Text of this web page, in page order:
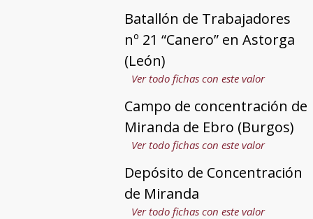
Batallón de Trabajadores
nº 21 “Canero” en Astorga
(León)
Ver todo fichas con este valor
Campo de concentración de
Miranda de Ebro (Burgos)
Ver todo fichas con este valor
Depósito de Concentración
de Miranda
Ver todo fichas con este valor